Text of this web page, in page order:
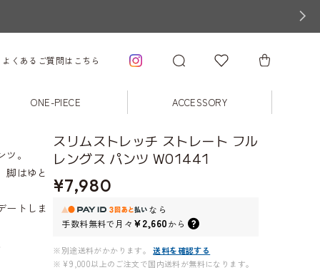
よくあるご質問はこちら
ONE-PIECE ACCESSORY
。
脚はゆと
ートしま
スリムストレッチ ストレート フル
レングス パンツ W01441
¥7,980
なら
手数料無料で月々 ¥2,660から
※別途送料がかかります。
送料を確認する
※¥9,000以上のご注文で国内送料が無料になります。